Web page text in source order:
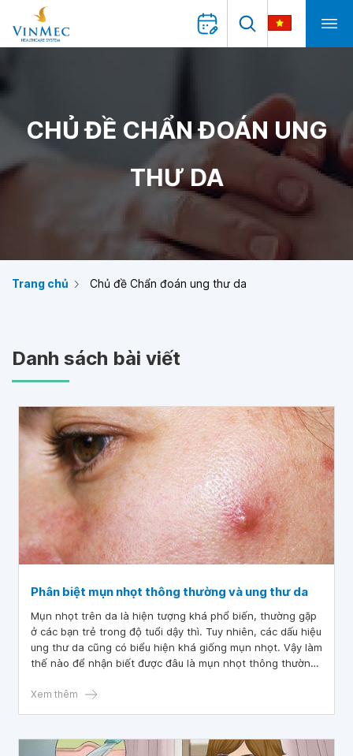
CHỦ ĐỀ CHẨN ĐOÁN UNG
THƯ DA
Trang chủ Chủ đề Chẩn đoán ung thư da
Danh sách bài viết
Phân biệt mụn nhọt thông thường và ung thư da
Mụn nhọt trên da là hiện tượng khá phổ biến, thường gặp
ở các bạn trẻ trong độ tuổi dậy thì. Tuy nhiên, các dấu hiệu
ung thư da cũng có biểu hiện khá giống mụn nhọt. Vậy làm
thế nào để nhận biết được đâu là mụn nhọt thông thường
Xem thêm